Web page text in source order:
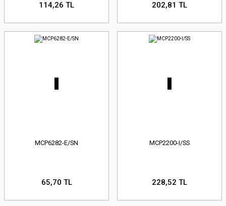
114,26 TL 202,81 TL
MCP6282-E/SN
65,70 TL
MCP2200-I/SS
228,52 TL